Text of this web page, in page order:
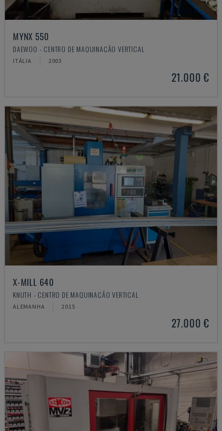
MYNX 550
DAEWOO - CENTRO DE MAQUINAÇÃO VERTICAL
ITÁLIA 2003
21.000 €
X-MILL 640
KNUTH - CENTRO DE MAQUINAÇÃO VERTICAL
ALEMANHA 2015
27.000 €